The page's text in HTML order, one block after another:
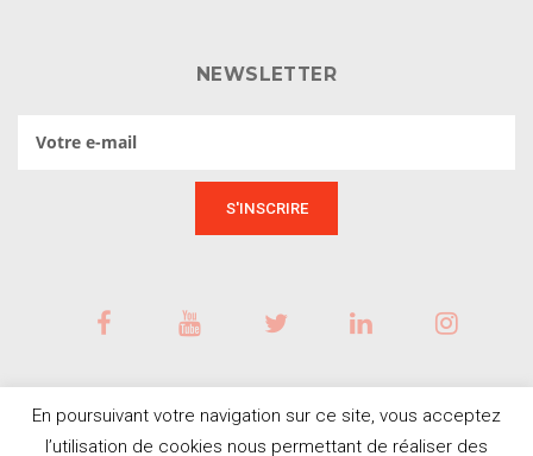
NEWSLETTER
En poursuivant votre navigation sur ce site, vous acceptez
l’utilisation de cookies nous permettant de réaliser des